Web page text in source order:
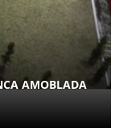
AMOBLADA